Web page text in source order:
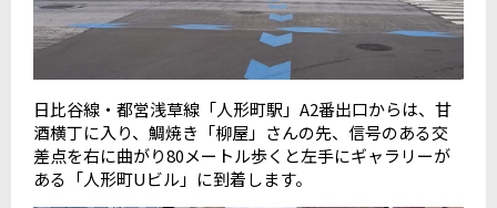
日比谷線・都営浅草線「人形町駅」A2番出口からは、甘
酒横丁に入り、鯛焼き「柳屋」さんの先、信号のある交
差点を右に曲がり80メートル歩くと左手にギャラリーが
ある「人形町Uビル」に到着します。